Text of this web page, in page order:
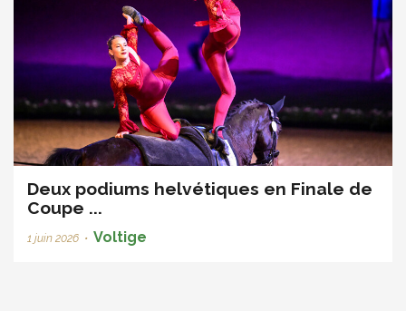
Deux podiums helvétiques en Finale de
Coupe ...
1 juin 2026 • Voltige